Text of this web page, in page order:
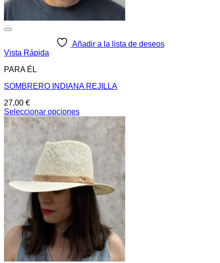
Añadir a la lista de deseos
Vista Rápida
PARA ÉL
SOMBRERO INDIANA REJILLA
27,00 €
Seleccionar opciones
Este
producto
múltiples
Las
opciones
se
pueden
elegir
página
de
producto